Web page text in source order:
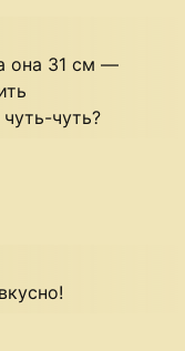
она 31 см —
чуть?